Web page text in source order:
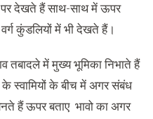
देखते हैं साथ-साथ में ऊपर
कुंडलियों में भी देखते हैं।
तबादले में मुख्य भूमिका निभाते हैं
स्वामियों के बीच में अगर संबंध
हैं ऊपर बताए भावो का अगर